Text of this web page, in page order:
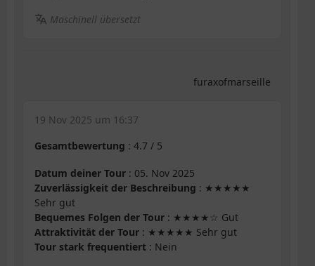
Maschinell übersetzt
furaxofmarseille
19 Nov 2025 um 16:37
Gesamtbewertung : 4.7 / 5
Datum deiner Tour : 05. Nov 2025
Zuverlässigkeit der Beschreibung : ★★★★★
Sehr gut
Bequemes Folgen der Tour : ★★★★☆ Gut
Attraktivität der Tour : ★★★★★ Sehr gut
Tour stark frequentiert : Nein